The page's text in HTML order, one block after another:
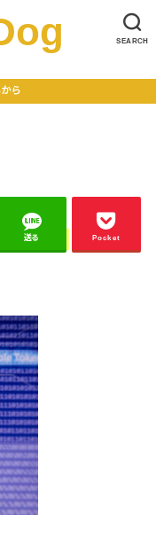
SEARCH
ら
送る Pocket